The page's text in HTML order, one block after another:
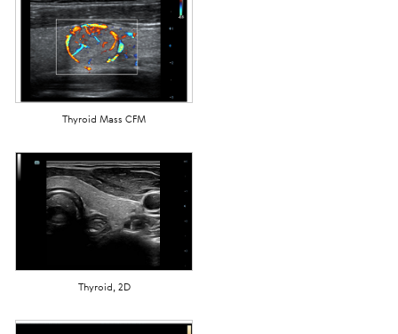
Thyroid Mass CFM
Thyroid, 2D